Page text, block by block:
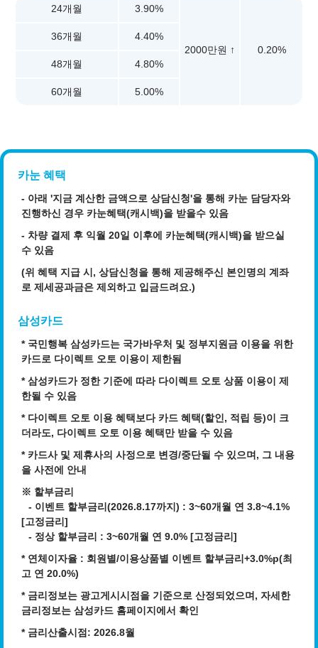
24개월 3.90%
2000만원 ↑ 0.20%
36개월 4.40%
48개월 4.80%
60개월 5.00%
카눈 혜택
- 아래 '지금 계산한 금액으로 상담신청'을 통해 카눈 담당자와
진행하신 경우 카눈혜택(캐시백)을 받을수 있음
- 차량 결제 후 익월 20일 이후에 카눈혜택(캐시백)을 받으실
수 있음
(위 혜택 지급 시, 상담신청을 통해 제공해주신 본인명의 계좌
로 제세공과금은 제외하고 입금드려요.)
삼성카드
* 국민행복 삼성카드는 국가바우처 및 정부지원금 이용을 위한
카드로 다이렉트 오토 이용이 제한됨
* 삼성카드가 정한 기준에 따라 다이렉트 오토 상품 이용이 제
한될 수 있음
* 다이렉트 오토 이용 혜택보다 카드 혜택(할인, 적립 등)이 크
더라도, 다이렉트 오토 이용 혜택만 받을 수 있음
* 카드사 및 제휴사의 사정으로 변경/중단될 수 있으며, 그 내용
을 사전에 안내
※ 할부금리
- 이벤트 할부금리(2026.8.17까지) : 3~60개월 연 3.8~4.1%
[고정금리]
- 정상 할부금리 : 3~60개월 연 9.0% [고정금리]
* 연체이자율 : 회원별/이용상품별 이벤트 할부금리+3.0%p(최
고 연 20.0%)
* 금리정보는 광고게시시점을 기준으로 산정되었으며, 자세한
금리정보는 삼성카드 홈페이지에서 확인
* 금리산출시점: 2026.8월